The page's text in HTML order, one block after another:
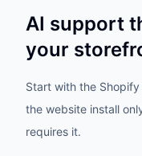
AI support
your
Start with the
the website install
requires it.